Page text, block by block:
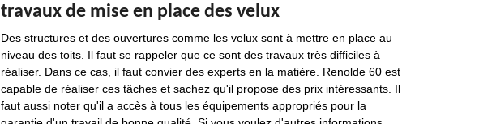
travaux de mise en place des velux
Des structures et des ouvertures comme les velux sont à mettre en place au
niveau des toits. Il faut se rappeler que ce sont des travaux très difficiles à
réaliser. Dans ce cas, il faut convier des experts en la matière. Renolde 60 est
capable de réaliser ces tâches et sachez qu'il propose des prix intéressants. Il
faut aussi noter qu'il a accès à tous les équipements appropriés pour la